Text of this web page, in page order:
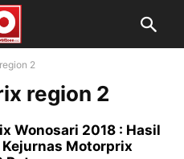
2
region 2
Wonosari 2018 : Hasil
Motorprix